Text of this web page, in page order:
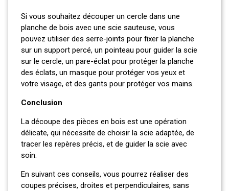
Si vous souhaitez découper un cercle dans une
planche de bois avec une scie sauteuse, vous
pouvez utiliser des serre-joints pour fixer la planche
sur un support percé, un pointeau pour guider la scie
sur le cercle, un pare-éclat pour protéger la planche
des éclats, un masque pour protéger vos yeux et
votre visage, et des gants pour protéger vos mains.
Conclusion
La découpe des pièces en bois est une opération
délicate, qui nécessite de choisir la scie adaptée, de
tracer les repères précis, et de guider la scie avec
soin.
En suivant ces conseils, vous pourrez réaliser des
coupes précises, droites et perpendiculaires, sans